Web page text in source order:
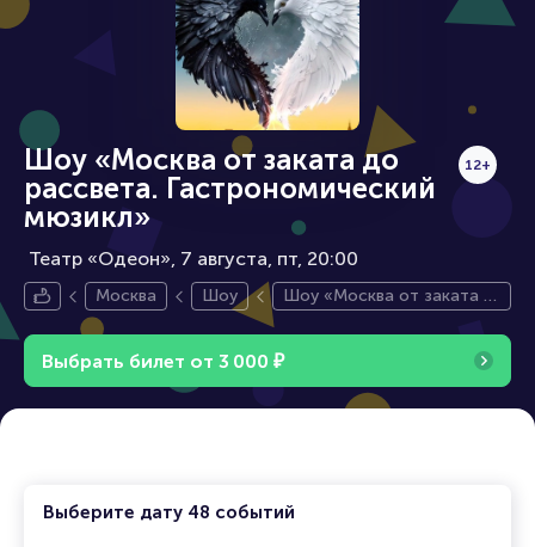
Шоу «Москва от заката до
рассвета. Гастрономический
мюзикл»
Театр «Одеон», 7 августа
12+
пт, 20:00
Москва Шоу
Шоу «Москва от заката д
ский мюзикл»
Выбрать билет от 3 000 ₽
Выберите дату 48 событий